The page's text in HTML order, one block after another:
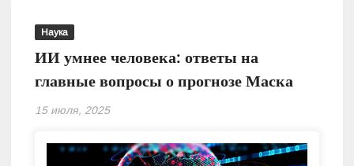
Наука
ИИ умнее человека: ответы на
главные вопросы о прогнозе Маска
15 июля, 2025